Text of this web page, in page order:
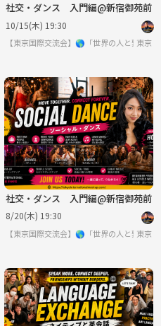
社交・ダンス 入門編@新宿御苑前
10/15(木) 19:30
【東京国際交流会】🌎「世界の人と繋り
東京
社交・ダンス 入門編@新宿御苑前
8/20(木) 19:30
【東京国際交流会】🌎「世界の人と繋り
東京